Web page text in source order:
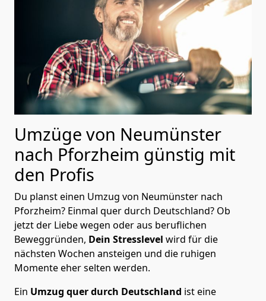
Umzüge von Neumünster
nach Pforzheim günstig mit
den Profis
Du planst einen Umzug von Neumünster nach
Pforzheim? Einmal quer durch Deutschland? Ob
jetzt der Liebe wegen oder aus beruflichen
Beweggründen, Dein Stresslevel wird für die
nächsten Wochen ansteigen und die ruhigen
Momente eher selten werden.
Ein Umzug quer durch Deutschland ist eine